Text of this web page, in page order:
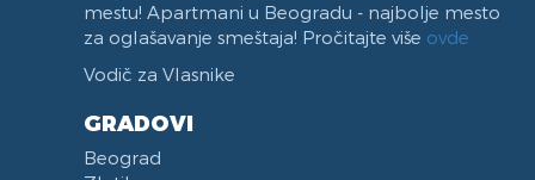
mestu! Apartmani u Beogradu - najbolje mesto
za oglašavanje smeštaja! Pročitajte više ovde
Vodič za Vlasnike
GRADOVI
Beograd